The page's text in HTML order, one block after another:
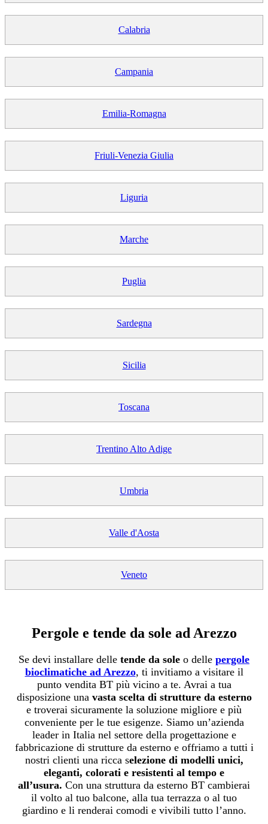
Calabria
Campania
Emilia-Romagna
Friuli-Venezia Giulia
Liguria
Marche
Puglia
Sardegna
Sicilia
Toscana
Trentino Alto Adige
Umbria
Valle d'Aosta
Veneto
Pergole e tende da sole ad Arezzo
Se devi installare delle tende da sole o delle pergole
bioclimatiche ad Arezzo, ti invitiamo a visitare il
punto vendita BT più vicino a te. Avrai a tua
disposizione una vasta scelta di strutture da esterno
e troverai sicuramente la soluzione migliore e più
conveniente per le tue esigenze. Siamo un’azienda
leader in Italia nel settore della progettazione e
fabbricazione di strutture da esterno e offriamo a tutti i
nostri clienti una ricca selezione di modelli unici,
eleganti, colorati e resistenti al tempo e
all’usura. Con una struttura da esterno BT cambierai
il volto al tuo balcone, alla tua terrazza o al tuo
giardino e li renderai comodi e vivibili tutto l’anno.